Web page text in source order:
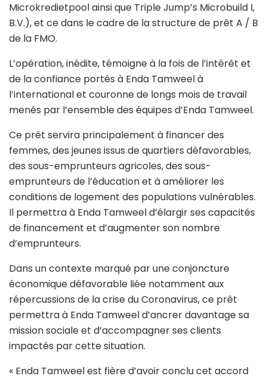
Microkredietpool ainsi que Triple Jump’s Microbuild I,
B.V.), et ce dans le cadre de la structure de prêt A / B
de la FMO.
L’opération, inédite, témoigne à la fois de l’intérêt et
de la confiance portés à Enda Tamweel à
l’international et couronne de longs mois de travail
menés par l’ensemble des équipes d’Enda Tamweel.
Ce prêt servira principalement à financer des
femmes, des jeunes issus de quartiers défavorables,
des sous-emprunteurs agricoles, des sous-
emprunteurs de l’éducation et à améliorer les
conditions de logement des populations vulnérables.
Il permettra à Enda Tamweel d’élargir ses capacités
de financement et d’augmenter son nombre
d’emprunteurs.
Dans un contexte marqué par une conjoncture
économique défavorable liée notamment aux
répercussions de la crise du Coronavirus, ce prêt
permettra à Enda Tamweel d’ancrer davantage sa
mission sociale et d’accompagner ses clients
impactés par cette situation.
« Enda Tamweel est fière d’avoir conclu cet accord